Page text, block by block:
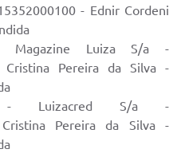
- Ednir Cordeni
- Magazine Luiza S/a -
Cristina Pereira da Silva -
- Luizacred S/a -
Pereira da Silva -